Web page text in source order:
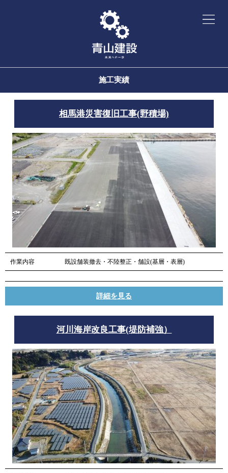
施工実績
相馬港災害復旧工事(野積場)
作業内容 既設舗装撤去・不陸整正・舗設(基層・表層)
詳細を見る
河川海岸改良工事(堤防補強）